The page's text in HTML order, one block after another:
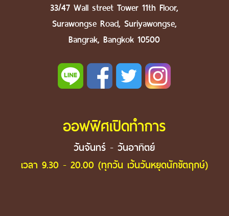
33/47 Wall street Tower 11th Floor,
Surawongse Road, Suriyawongse,
Bangrak, Bangkok 10500
ออฟฟิศเปิดทำการ
วันจันทร์ - วันอาทิตย์
เวลา 9.30 - 20.00 (ทุกวัน เว้นวันหยุดนักขัตฤกษ์)